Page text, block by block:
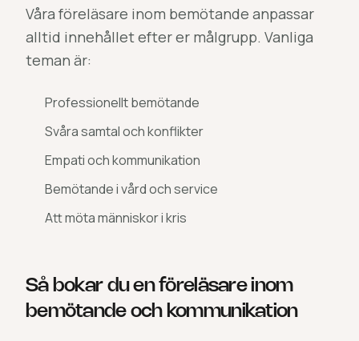
Våra föreläsare inom bemötande anpassar
alltid innehållet efter er målgrupp. Vanliga
teman är:
Professionellt bemötande
Svåra samtal och konflikter
Empati och kommunikation
Bemötande i vård och service
Att möta människor i kris
Så bokar du en föreläsare inom
bemötande och kommunikation